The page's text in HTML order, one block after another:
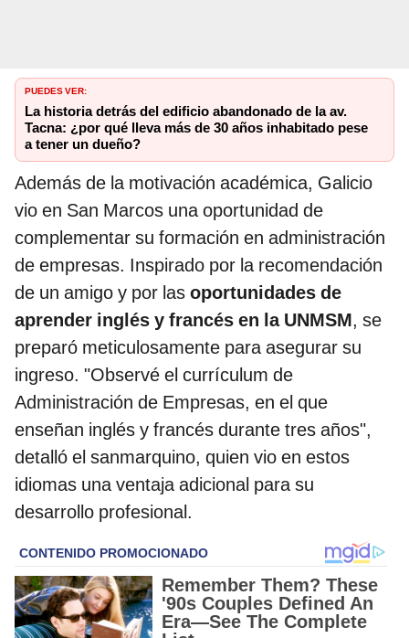
PUEDES VER:
La historia detrás del edificio abandonado de la av.
Tacna: ¿por qué lleva más de 30 años inhabitado pese
a tener un dueño?
Además de la motivación académica, Galicio
vio en San Marcos una oportunidad de
complementar su formación en administración
de empresas. Inspirado por la recomendación
de un amigo y por las oportunidades de
aprender inglés y francés en la UNMSM, se
preparó meticulosamente para asegurar su
ingreso. "Observé el currículum de
Administración de Empresas, en el que
enseñan inglés y francés durante tres años",
detalló el sanmarquino, quien vio en estos
idiomas una ventaja adicional para su
desarrollo profesional.